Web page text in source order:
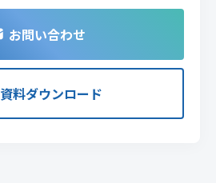
お問い合わせ
資料ダウンロード